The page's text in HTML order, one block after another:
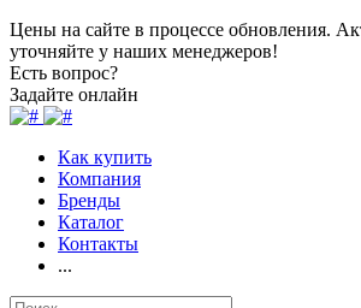
Цены на сайте в процессе обновления.
уточняйте у наших менеджеров!
Есть вопрос?
Задайте онлайн
Как купить
Компания
Бренды
Каталог
Контакты
...